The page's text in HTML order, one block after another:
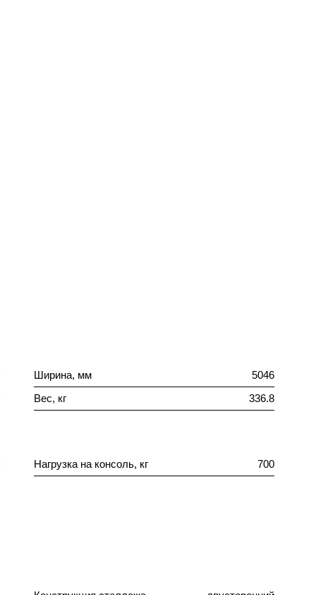
Ширина, мм
5046
Вес, кг 336.8
Нагрузка на консоль, кг 700